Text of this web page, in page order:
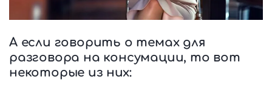
А если говорить о темах для
разговора на консумации, то вот
некоторые из них: